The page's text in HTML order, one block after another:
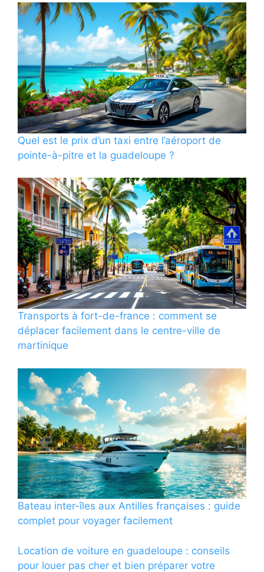
Quel est le prix d’un taxi entre l’aéroport de
pointe-à-pitre et la guadeloupe ?
Transports à fort-de-france : comment se
déplacer facilement dans le centre-ville de
martinique
Bateau inter-îles aux Antilles françaises : guide
complet pour voyager facilement
Location de voiture en guadeloupe : conseils
pour louer pas cher et bien préparer votre